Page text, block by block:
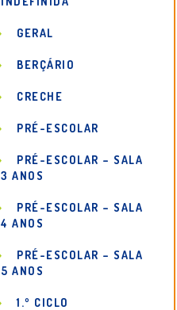
GERAL
BERÇÁRIO
CRECHE
PRÉ-ESCOLAR
PRÉ-ESCOLAR – SALA
3 ANOS
PRÉ-ESCOLAR – SALA
4 ANOS
PRÉ-ESCOLAR – SALA
5 ANOS
1.º CICLO